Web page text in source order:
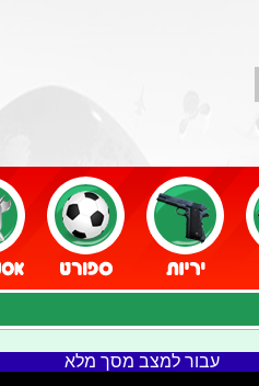
עבור למצב מסך מלא